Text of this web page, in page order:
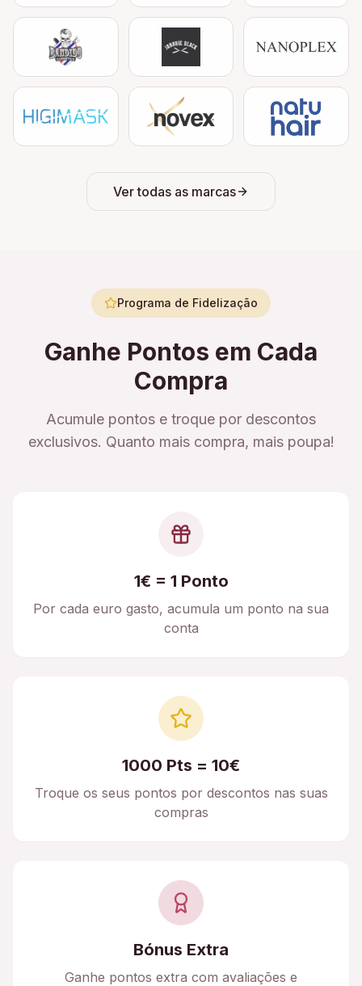
Ver todas as marcas
Programa de Fidelização
Ganhe Pontos em Cada
Compra
Acumule pontos e troque por descontos
exclusivos. Quanto mais compra, mais poupa!
1€ = 1 Ponto
Por cada euro gasto, acumula um ponto na sua
conta
1000 Pts = 10€
Troque os seus pontos por descontos nas suas
compras
Bónus Extra
Ganhe pontos extra com avaliações e